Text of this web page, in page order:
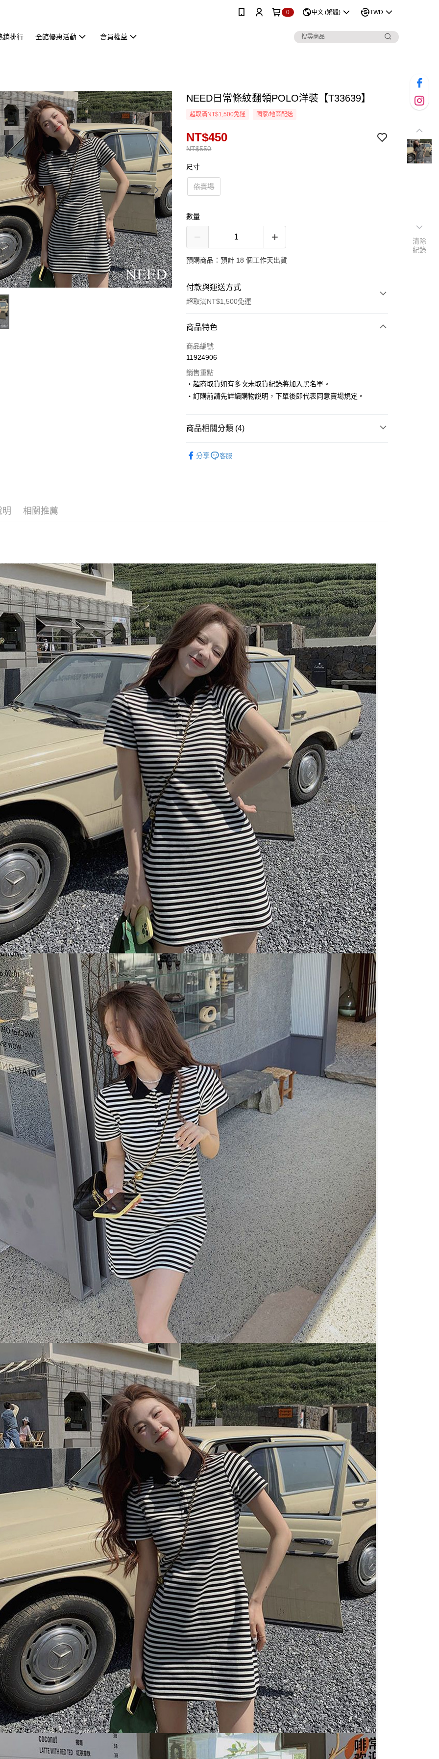
0 中文 (繁體) TWD
銷排行 全館優惠活動 會員權益
NEED日常條紋翻領POLO洋裝【T33639】
超取滿NT$1,500免運 國家/地區配送
NT$550
NT$450
尺寸
依賣場
數量
預購商品：預計 18 個工作天出貨
付款與運送方式
超取滿NT$1,500免運
付款方式
信用卡一次付款
LINE Pay
Apple Pay
Google Pay
１．於結帳方式選擇「AFTEE先享後付」後，將跳轉至「AFTEE先享後
付」結帳頁面，進行簡訊認證並確認金額後，即可完成結帳。
２．訂單成立數日內，您將收到繳費通知簡訊。
３．收到繳費通知簡訊後14天內，點擊此簡訊中的連結，可透過四大超商
／ATM／網路銀行／等多元方式進行付款，方視為交易完成。
※ 請注意：結帳手續完成當下不需立刻繳費，但若您需要取消訂單，請聯
絡購買商品的店家。未經商家同意取消之訂單仍視為有效，需透過AFTEE
先享後付繳納相關費用。
※ 交易是否成功請以「AFTEE先享後付 」之結帳頁面顯示為準，若有關於
是否繳費成功／繳費後需取消欲退款等相關疑問，請聯繫「AFTEE先享後
付客戶支援中心」
https://netprotections.freshdesk.com/support/home
【注意事項】
１．透過由恩沛科技股份有限公司提供之「AFTEE先享後付」服務完成之
交易，需依本服務之必要範圍內提供個人資料，並將交易相關給付款項請
求債權轉讓予恩沛科技股份有限公司。
２．關於個人資料處理事宜，請瀏覽以下網址：
https://aftee.tw/terms/#terms3
３．未成年的使用者請事先徵得法定代理人或監護人之同意方可使用
「AFTEE先享後付」，若未經同意申辦者引起之損失，本公司不負相關責
任。
４．使用「AFTEE先享後付」時，將依據個別帳號之用戶狀況，依本公司
即時審查核予不同之上限額度；若仍有額度不足之情形，本公司將視審查
結果請求用戶進行身份認證。
５．嚴禁一人註冊多個帳號或使用他人資訊註冊。若發現惡意使用之情
形，恩沛科技股份有限公司將有權停止該用戶之使用額度並採取法律行
動。
每筆NT$80，滿NT$1,500(含以上)免運費
付款後全家取貨
每筆NT$80，滿NT$1,500(含以上)免運費
萊爾富取貨付款
每筆NT$80，滿NT$1,500(含以上)免運費
付款後萊爾富取貨
每筆NT$80，滿NT$1,500(含以上)免運費
離島取貨加價40
每筆NT$80，滿NT$1,500(含以上)免運費
付款後7-11取貨
每筆NT$80，滿NT$1,500(含以上)免運費
宅配
每筆NT$100，滿NT$1,500(含以上)免運費
海外宅配 查看運費
商品特色
商品編號
11924906
銷售重點
‧超商取貨如有多次未取貨紀錄將加入黑名單。
‧訂購前請先詳讀購物說明，下單後即代表同意賣場規定。
商品相關分類 (4)
分享 客服
明 相關推薦
清除
紀錄